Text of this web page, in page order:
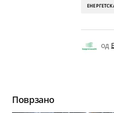
од
Поврзано